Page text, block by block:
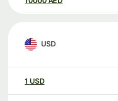
USD
1 USD